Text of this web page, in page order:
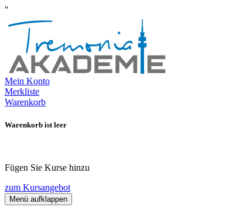
''
Mein Konto
Merkliste
Warenkorb
Warenkorb ist leer
Fügen Sie Kurse hinzu
zum Kursangebot
Menü aufklappen